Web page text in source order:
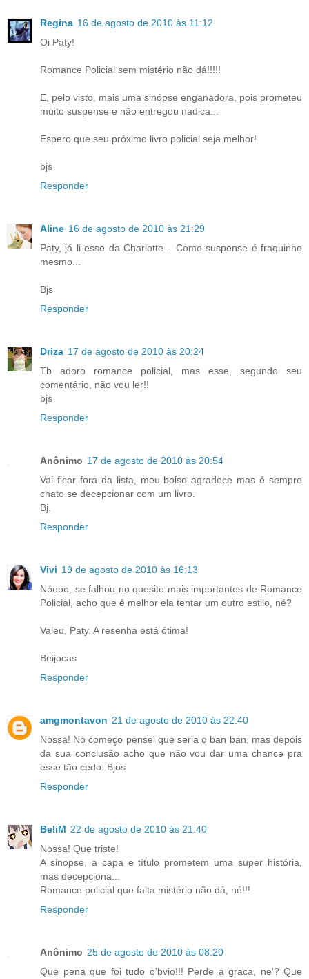
Regina 16 de agosto de 2010 às 11:12
Oi Paty!
Romance Policial sem mistério não dá!!!!!
E, pelo visto, mais uma sinópse enganadora, pois prometeu
muito suspense e não entregou nadica...
Espero que seu próximo livro policial seja melhor!
bjs
Responder
Aline 16 de agosto de 2010 às 21:29
Paty, já li esse da Charlotte... Como suspense é fraquinho
mesmo...
Bjs
Responder
Driza 17 de agosto de 2010 às 20:24
Tb adoro romance policial, mas esse, segundo seu
comentário, não vou ler!!
bjs
Responder
Anônimo 17 de agosto de 2010 às 20:54
Vai ficar fora da lista, meu bolso agradece mas é sempre
chato se decepcionar com um livro.
Bj.
Responder
Vivi 19 de agosto de 2010 às 16:13
Nóooo, se falhou no quesito mais importantes de Romance
Policial, acho que é melhor ela tentar um outro estilo, né?
Valeu, Paty. A resenha está ótima!
Beijocas
Responder
amgmontavon 21 de agosto de 2010 às 22:40
Nossa! No começo pensei que seria o ban ban, mas depois
da sua conclusão acho que não vou dar uma chance pra
esse tão cedo. Bjos
Responder
BeliM 22 de agosto de 2010 às 21:40
Nossa! Que triste!
A sinopse, a capa e título prometem uma super história,
mas decepciona...
Romance policial que falta mistério não dá, né!!!
Responder
Anônimo 25 de agosto de 2010 às 08:20
Que pena que foi tudo o'bvio!!! Perde a graca, ne'? Que